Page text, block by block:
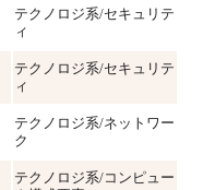
テクノロジ系/セキュリテ
ィ
テクノロジ系/セキュリテ
ィ
テクノロジ系/ネットワー
ク
テクノロジ系/コンピュー